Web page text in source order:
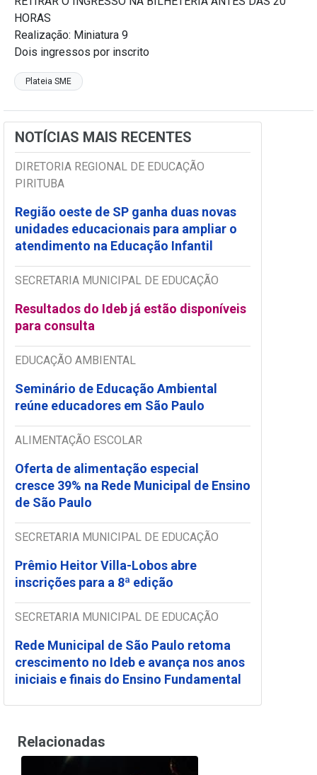
HORAS
Realização: Miniatura 9
Dois ingressos por inscrito
Plateia SME
NOTÍCIAS MAIS RECENTES
DIRETORIA REGIONAL DE EDUCAÇÃO
PIRITUBA
Região oeste de SP ganha duas novas
unidades educacionais para ampliar o
atendimento na Educação Infantil
SECRETARIA MUNICIPAL DE EDUCAÇÃO
Resultados do Ideb já estão disponíveis
para consulta
EDUCAÇÃO AMBIENTAL
Seminário de Educação Ambiental
reúne educadores em São Paulo
ALIMENTAÇÃO ESCOLAR
Oferta de alimentação especial
cresce 39% na Rede Municipal de Ensino
de São Paulo
SECRETARIA MUNICIPAL DE EDUCAÇÃO
Prêmio Heitor Villa-Lobos abre
inscrições para a 8ª edição
SECRETARIA MUNICIPAL DE EDUCAÇÃO
Rede Municipal de São Paulo retoma
crescimento no Ideb e avança nos anos
iniciais e finais do Ensino Fundamental
Relacionadas